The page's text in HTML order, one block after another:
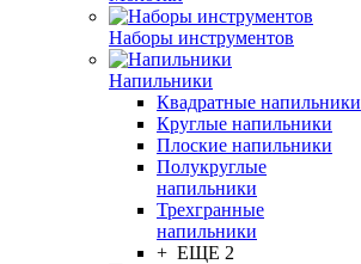
Наборы инструментов
Напильники
Квадратные напильники
Круглые напильники
Плоские напильники
Полукруглые
напильники
Трехгранные
напильники
+ ЕЩЕ 2